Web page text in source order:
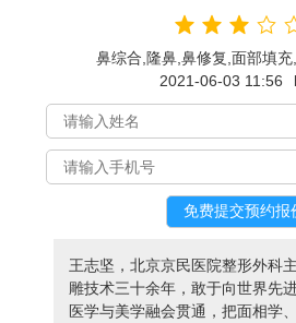
鼻综合,隆鼻,鼻修复,面部填
2021-06-03 11:56
王志坚，北京京民医院整形外科
雕技术三十余年，敢于向世界先
医学与美学融会贯通，把面相学